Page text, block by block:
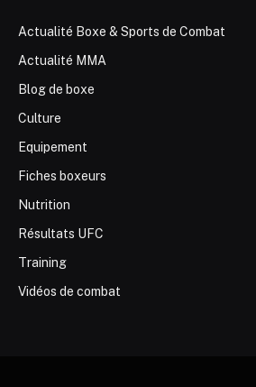
Actualité Boxe & Sports de Combat
Actualité MMA
Blog de boxe
Culture
Equipement
Fiches boxeurs
Nutrition
Résultats UFC
Training
Vidéos de combat